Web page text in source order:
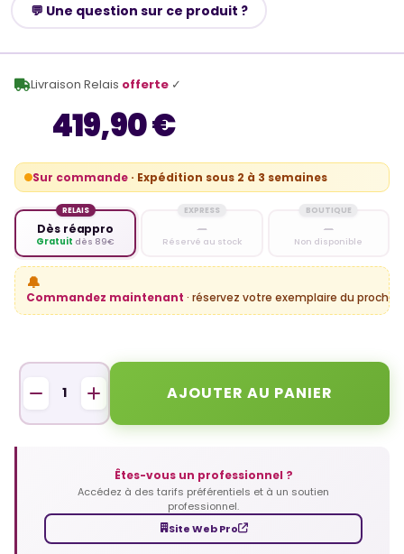
💬 Une question sur ce produit ?
419,90 €
Sur commande · Expédition sous 2 à 3 semaines
RELAIS
Dès réappro
Gratuit dès 89€
EXPRESS
—
Réservé au stock
BOUTIQUE
—
Non disponible
🔔
Commandez maintenant · réservez votre exemplaire du
Livraison Relais offerte ✓
AJOUTER AU PANIER
Êtes-vous un professionnel ?
Accédez à des tarifs préférentiels et à un soutien
professionnel.
Site Web Pro